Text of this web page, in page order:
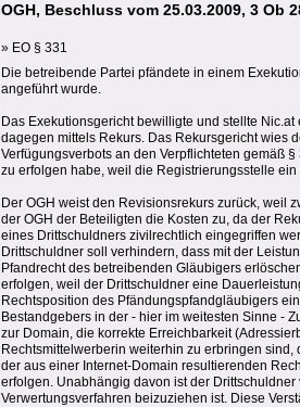
OGH, Beschluss vom 25.03.2009, 3 Ob
» EO § 331
Die betreibende Partei pfändete in einem
angeführt wurde.
Das Exekutionsgericht bewilligte und stellte
dagegen mittels Rekurs. Das Rekursgericht wies
Verfügungsverbots an den Verpflichteten gemäß
zu erfolgen habe, weil die Registrierungsstelle
Der OGH weist den Revisionsrekurs zurück, weil
der OGH der Beteiligten die Kosten zu, da der
eines Drittschuldners zivilrechtlich eingegriffen
Drittschuldner soll verhindern, dass mit der
Pfandrecht des betreibenden Gläubigers
erfolgen, weil der Drittschuldner eine
Rechtsposition des Pfändungspfandgläubigers
Bestandgebers in der - hier im weitesten Sinne -
zur Domain, die korrekte Erreichbarkeit
Rechtsmittelwerberin weiterhin zu erbringen
der aus einer Internet-Domain resultierenden
erfolgen. Unabhängig davon ist der
Verwertungsverfahren beizuziehen ist. Diese